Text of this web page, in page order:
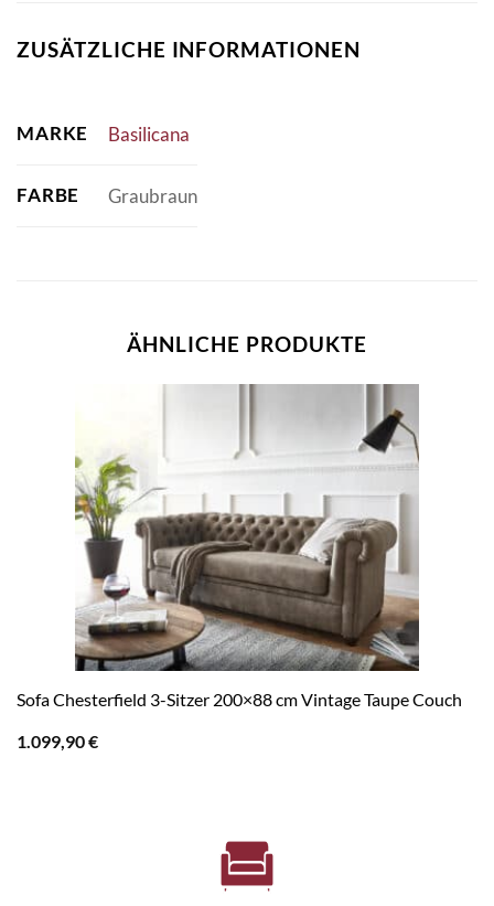
ZUSÄTZLICHE INFORMATIONEN
MARKE Basilicana
FARBE Graubraun
ÄHNLICHE PRODUKTE
Sofa Chesterfield 3-Sitzer 200×88 cm Vintage Taupe Couch
1.099,90€